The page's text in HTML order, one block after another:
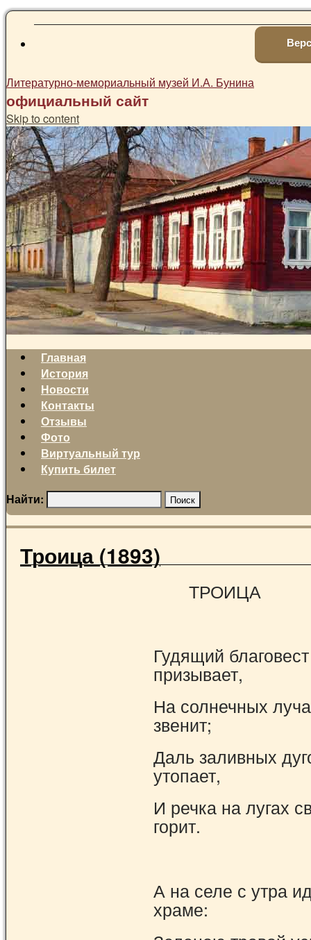
Литературно-мемориальный музей И.А. Бунина
официальный сайт
Skip to content
Главная
История
Новости
Контакты
Отзывы
Фото
Виртуальный тур
Купить билет
Найти:
Троица (1893)
ТРОИЦА
Гудящий
призывает,
На солнечных
звенит;
Даль заливных
утопает,
И речка на лугах
горит.
А на селе с утра
храме: